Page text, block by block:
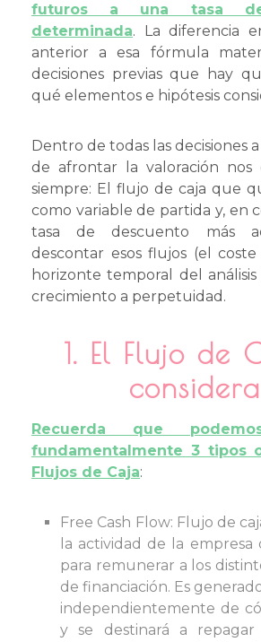
futuros a una tasa de
determinada. La diferencia
anterior a esa fórmula
decisiones previas que hay
qué elementos e hipótesis
Dentro de todas las decisiones
de afrontar la valoración nos
siempre: El flujo de caja que
como variable de partida y, en
tasa de descuento más
descontar esos flujos (el coste
horizonte temporal del
crecimiento a perpetuidad.
1. El Flujo de
Recuerda que
fundamentalmente 3 tipos
Flujos de Caja:
Free Cash Flow: Flujo de
la actividad de la empresa
para remunerar a los
de financiación. Es
independientemente de
y se destinará a repagar